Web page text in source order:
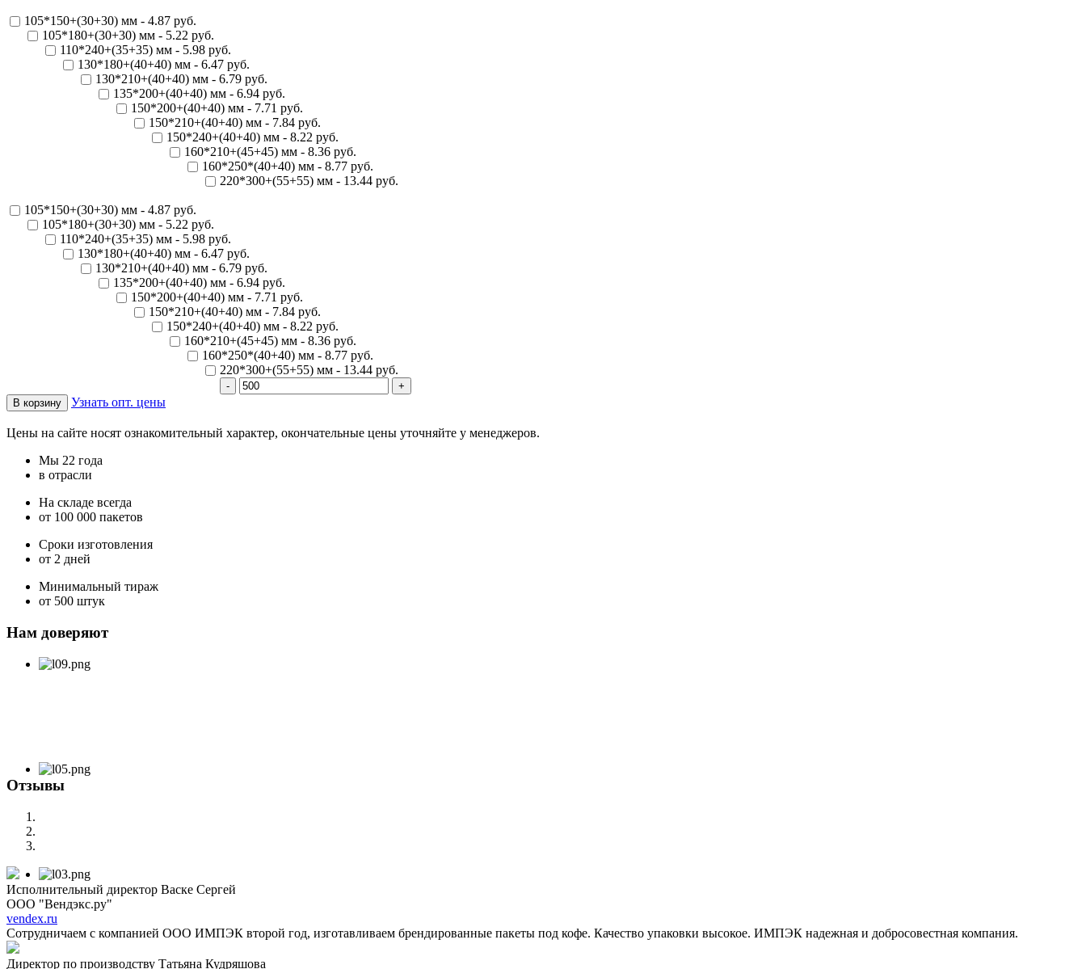
105*150+(30+30) мм - 4.87 руб.
105*180+(30+30) мм - 5.22 руб.
110*240+(35+35) мм - 5.98 руб.
130*180+(40+40) мм - 6.47 руб.
130*210+(40+40) мм - 6.79 руб.
135*200+(40+40) мм - 6.94 руб.
150*200+(40+40) мм - 7.71 руб.
150*210+(40+40) мм - 7.84 руб.
150*240+(40+40) мм - 8.22 руб.
160*210+(45+45) мм - 8.36 руб.
160*250*(40+40) мм - 8.77 руб.
220*300+(55+55) мм - 13.44 руб.
105*150+(30+30) мм - 4.87 руб.
105*180+(30+30) мм - 5.22 руб.
110*240+(35+35) мм - 5.98 руб.
130*180+(40+40) мм - 6.47 руб.
130*210+(40+40) мм - 6.79 руб.
135*200+(40+40) мм - 6.94 руб.
150*200+(40+40) мм - 7.71 руб.
150*210+(40+40) мм - 7.84 руб.
150*240+(40+40) мм - 8.22 руб.
160*210+(45+45) мм - 8.36 руб.
160*250*(40+40) мм - 8.77 руб.
220*300+(55+55) мм - 13.44 руб.
Узнать опт. цены
Цены на сайте носят ознакомительный характер, окончательные цены уточняйте у менеджеров.
Мы 22 года
в отрасли
На складе всегда
от 100 000 пакетов
Сроки изготовления
от 2 дней
Минимальный тираж
от 500 штук
Нам доверяют
Отзывы
Исполнительный директор Васке Сергей
ООО "Вендэкс.ру"
vendex.ru
Сотрудничаем с компанией ООО ИМПЭК второй год, изготавливаем брендированные пакеты под кофе. Качество упаковки высокое. ИМПЭК надежная и добросовестная компания.
Директор по производству Татьяна Кудряшова